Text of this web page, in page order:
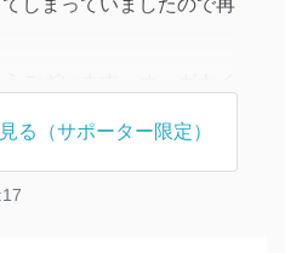
に、Zoomにて
会を行いましたので、
る（サポーター限定）